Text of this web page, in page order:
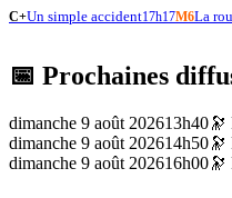
C+Un simple accident17h17M6La
📅 Prochaines
dimanche 9 août 202613h40🔭
dimanche 9 août 202614h50🔭
dimanche 9 août 202616h00🔭